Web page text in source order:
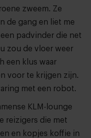
zweem. Ze
de gang en liet me
padvinder die net
zou de vloer weer
een klus waar
voor te krijgen zijn.
met een robot.
KLM-lounge
reizigers die met
en kopjes koffie in